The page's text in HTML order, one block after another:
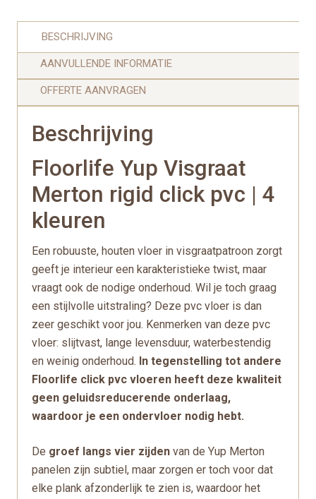
BESCHRIJVING
AANVULLENDE INFORMATIE
OFFERTE AANVRAGEN
Beschrijving
Floorlife Yup Visgraat
Merton rigid click pvc | 4
kleuren
Een robuuste, houten vloer in visgraatpatroon zorgt
geeft je interieur een karakteristieke twist, maar
vraagt ook de nodige onderhoud. Wil je toch graag
een stijlvolle uitstraling? Deze pvc vloer is dan
zeer geschikt voor jou. Kenmerken van deze pvc
vloer: slijtvast, lange levensduur, waterbestendig
en weinig onderhoud. In tegenstelling tot andere
Floorlife click pvc vloeren heeft deze kwaliteit
geen geluidsreducerende onderlaag,
waardoor je een ondervloer nodig hebt.
De groef langs vier zijden van de Yup Merton
panelen zijn subtiel, maar zorgen er toch voor dat
elke plank afzonderlijk te zien is, waardoor het